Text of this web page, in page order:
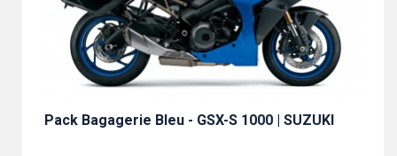
Pack Bagagerie Bleu - GSX-S 1000 | SUZUKI